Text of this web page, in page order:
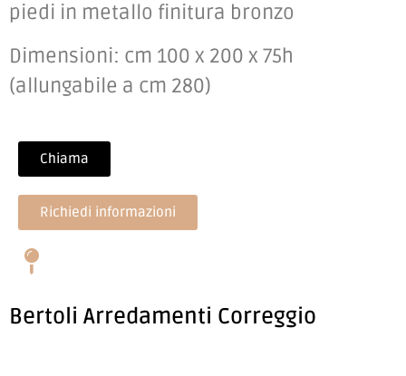
piedi in metallo finitura bronzo
Dimensioni: cm 100 x 200 x 75h
(allungabile a cm 280)
Chiama
Richiedi informazioni
Bertoli Arredamenti Correggio